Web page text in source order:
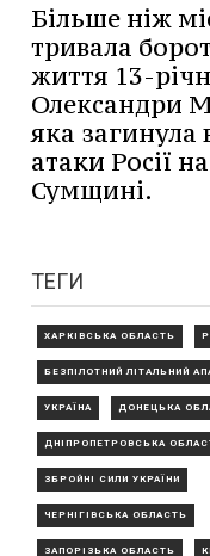
Більше ніж
тривала
життя 13-
Олександри
яка загинула
атаки Росії на
Сумщині.
ТЕГИ
ХАРКІВСЬКА ОБЛАСТЬ
БЕЗПІЛОТНИЙ ЛІТАЛЬНИЙ
УКРАЇНА ДОНЕЦЬКА
ДНІПРОПЕТРОВСЬКА
ЗБРОЙНІ СИЛИ УКРАЇНИ
ЧЕРНІГІВСЬКА ОБЛАСТЬ
ЗАПОРІЗЬКА ОБЛАСТЬ